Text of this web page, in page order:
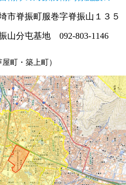
市脊振町服巻字脊振山１３５
山分屯基地 092-803-1146
町・築上町）